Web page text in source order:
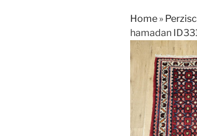
Home »
hamadan